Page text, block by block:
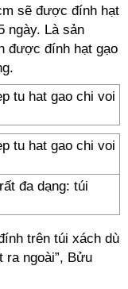
sẽ được đính hạt
ngày. Là sản
được đính hạt gạo
đa dạng: túi
trên túi xách dù
ra ngoài”, Bửu